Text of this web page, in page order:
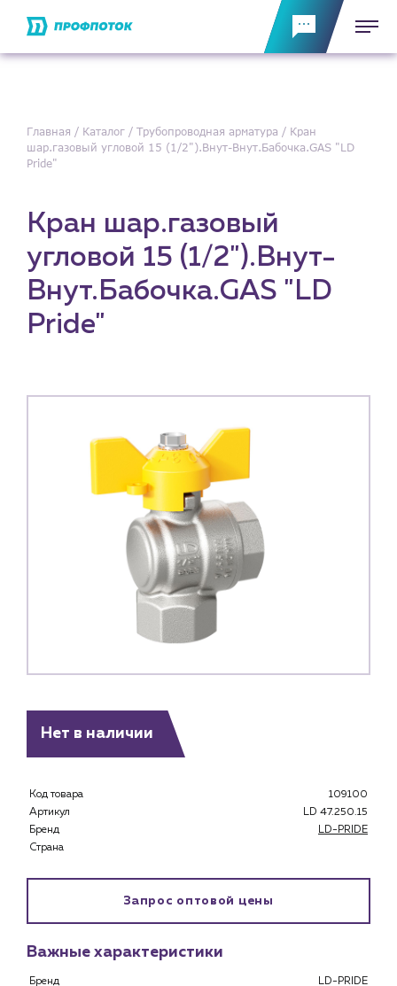
Главная Каталог Трубопроводная арматура
Кран
шар.газовый угловой 15 (1/2").Внут-Внут.Бабочка.GAS "LD
Pride"
Кран шар.газовый
угловой 15 (1/2").Внут-
Внут.Бабочка.GAS "LD
Pride"
Нет в наличии
Код товара
109100
Артикул
LD 47.250.15
Бренд
LD-PRIDE
Страна
Запрос оптовой цены
Важные характеристики
Бренд LD-PRIDE